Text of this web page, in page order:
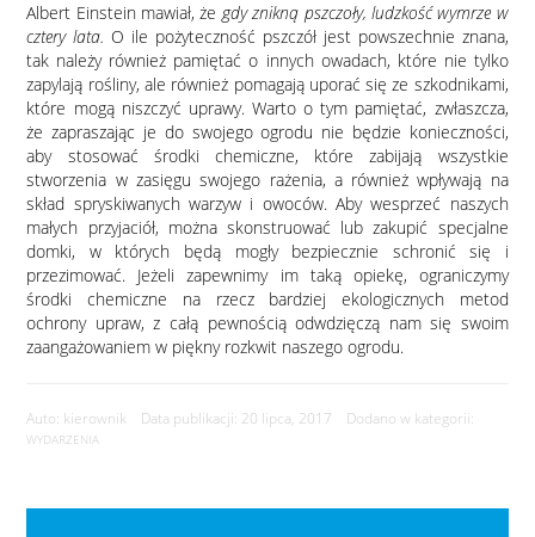
Albert Einstein mawiał, że gdy znikną pszczoły, ludzkość wymrze w
cztery lata. O ile pożyteczność pszczół jest powszechnie znana,
tak należy również pamiętać o innych owadach, które nie tylko
zapylają rośliny, ale również pomagają uporać się ze szkodnikami,
które mogą niszczyć uprawy. Warto o tym pamiętać, zwłaszcza,
że zapraszając je do swojego ogrodu nie będzie konieczności,
aby stosować środki chemiczne, które zabijają wszystkie
stworzenia w zasięgu swojego rażenia, a również wpływają na
skład spryskiwanych warzyw i owoców. Aby wesprzeć naszych
małych przyjaciół, można skonstruować lub zakupić specjalne
domki, w których będą mogły bezpiecznie schronić się i
przezimować. Jeżeli zapewnimy im taką opiekę, ograniczymy
środki chemiczne na rzecz bardziej ekologicznych metod
ochrony upraw, z całą pewnością odwdzięczą nam się swoim
zaangażowaniem w piękny rozkwit naszego ogrodu.
Auto: kierownik Data publikacji: 20 lipca, 2017 Dodano w kategorii:
WYDARZENIA